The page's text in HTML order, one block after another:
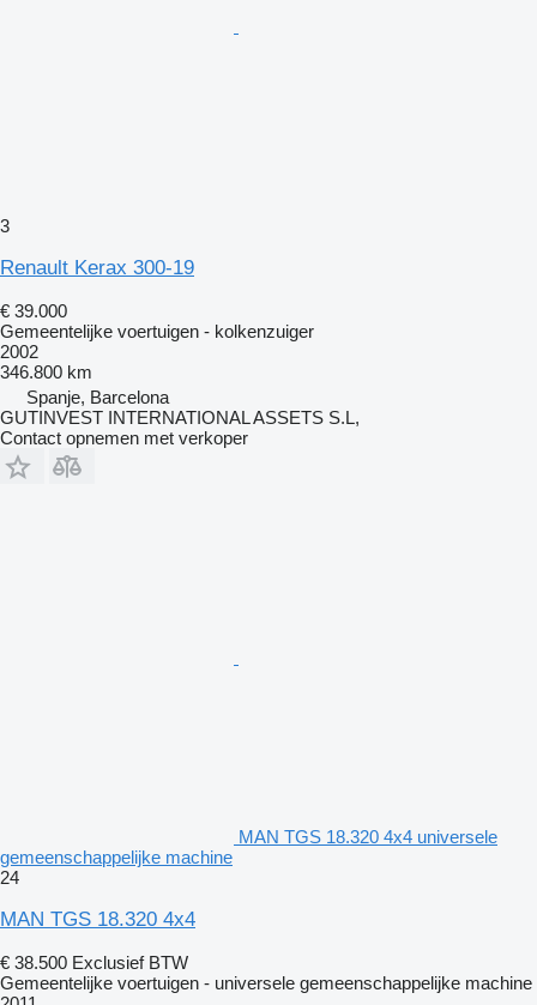
3
Renault Kerax 300-19
€ 39.000
Gemeentelijke voertuigen - kolkenzuiger
2002
346.800 km
Spanje, Barcelona
GUTINVEST INTERNATIONAL ASSETS S.L,
Contact opnemen met verkoper
MAN TGS 18.320 4x4 universele
gemeenschappelijke machine
24
MAN TGS 18.320 4x4
€ 38.500 Exclusief BTW
Gemeentelijke voertuigen - universele gemeenschappelijke machine